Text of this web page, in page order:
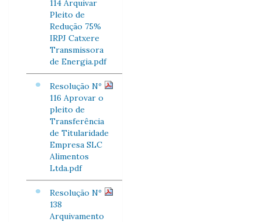
114 Arquivar
Pleito de
Redução 75%
IRPJ Catxere
Transmissora
de Energia.pdf
Resolução Nº
116 Aprovar o
pleito de
Transferência
de Titularidade
Empresa SLC
Alimentos
Ltda.pdf
Resolução Nº
138
Arquivamento